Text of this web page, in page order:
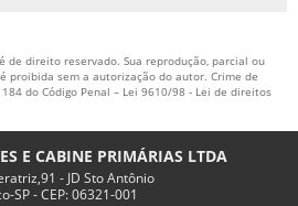
de direito reservado. Sua reprodução, parcial ou
proibida sem a autorização do autor. Crime de
do Código Penal – Lei 9610/98 - Lei de direitos
E CABINE PRIMÁRIAS LTDA
- JD Sto Antônio
SP - CEP: 06321-001